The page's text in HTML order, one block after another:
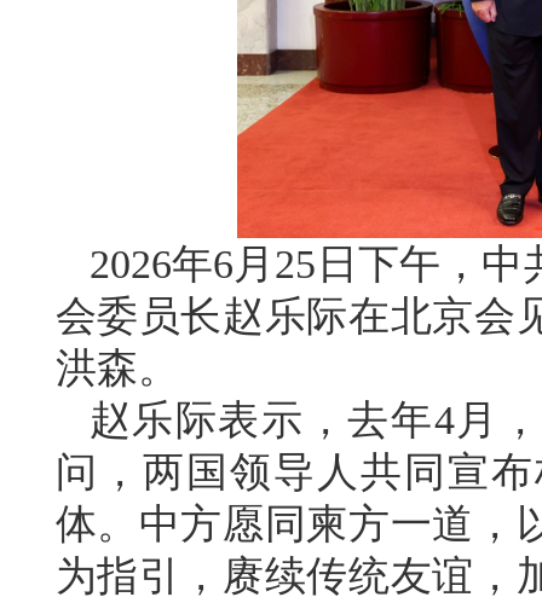
2026年6月25日下午，
会委员长赵乐际在北京会
洪森。
赵乐际表示，去年4月
问，两国领导人共同宣
体。中方愿同柬方一道，
为指引，赓续传统友谊，